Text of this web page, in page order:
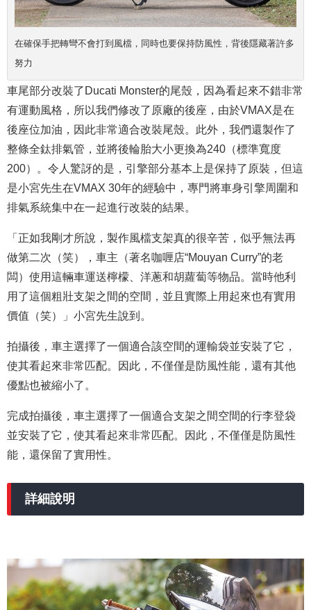
在確保手把轉彎不會打到風檔，同時也要保持防風性，背後隱藏著許多
努力
車尾部分改裝了Ducati Monster的尾殼，因為看起來不錯非常
有運動風格，所以我們修改了原廠的後座，由於VMAX是在
後座位加油，因此非常適合改裝尾殼。此外，我們還製作了
整條全鈦排氣管，並將後輪胎大小更換為240（標準寬度
200）。令人驚訝的是，引擎部分基本上是保持了原裝，但這
是小宮先生在VMAX 30年的經驗中，專門將車身引擎周圍和
排氣系統集中在一起進行改裝的結果。
「正如我剛才所說，製作風檔支架真的很辛苦，似乎無法再
做第二次（笑），車主（著名咖喱店“Mouyan Curry”的老
闆）使用這輛車運送檸檬、洋蔥和胡蘿蔔等物品。當時他利
用了這個粗壯支架之間的空間，並且實際上用起來也有實用
價值（笑）」小宮先生說到。
拍攝後，車主選擇了一個適合該空間的運輸袋並安裝了它，
使其看起來非常匹配。因此，不僅僅是防風性能，還有其他
優點也被縮小了。
完成拍攝後，車主選擇了一個適合支架之間空間的行李登袋
並安裝了它，使其看起來非常匹配。因此，不僅僅是防風性
能，還保留了實用性。
詳細說明